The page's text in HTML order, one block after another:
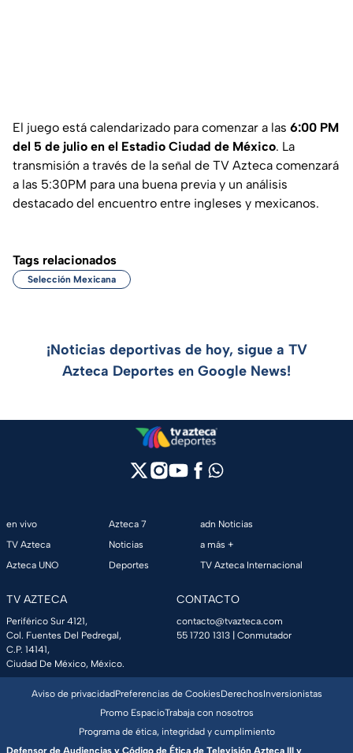
El juego está calendarizado para comenzar a las 6:00 PM
del 5 de julio en el Estadio Ciudad de México. La
transmisión a través de la señal de TV Azteca comenzará
a las 5:30PM para una buena previa y un análisis
destacado del encuentro entre ingleses y mexicanos.
Tags relacionados
Selección Mexicana
¡Noticias deportivas de hoy, sigue a TV
Azteca Deportes en Google News!
en vivo
TV Azteca
Azteca UNO
Azteca 7
Noticias
Deportes
adn Noticias
a más +
TV Azteca Internacional
TV AZTECA
Periférico Sur 4121,
Col. Fuentes Del Pedregal,
C.P. 14141,
Ciudad De México, México.
CONTACTO
contacto@tvazteca.com
55 1720 1313 | Conmutador
Aviso de privacidadPreferencias de CookiesDerechosInversionistas
Promo EspacioTrabaja con nosotros
Programa de ética, integridad y cumplimiento
Defensor de Audiencias y Código de Ética de Televisión Azteca III y